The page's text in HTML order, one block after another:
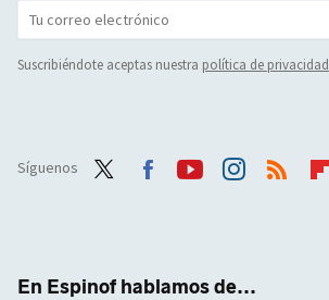
Suscribiéndote aceptas nuestra política de privacidad
Síguenos
En Espinof hablamos de...